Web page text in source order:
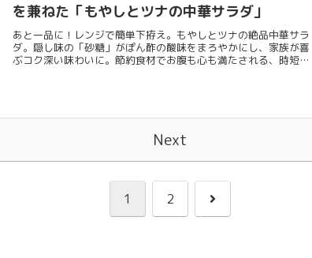
を兼ねた「もやしとツナの中華サラダ」
あと一品に！レンジで簡単下拵え。もやしとツナの絶品中華サラ
ダ。隠し味の「砂糖」がぽん酢の酸味をまろやかにし、家族が喜
ぶコク深い味わいに。節約食材でお腹も心も満たされる、時短レ
Next
1 2
次